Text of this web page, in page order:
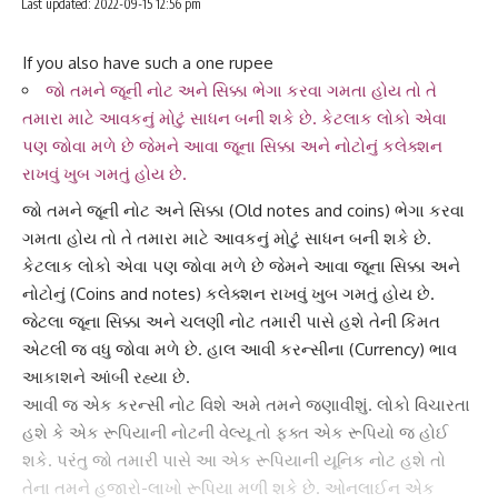
Last updated: 2022-09-15 12:56 pm
If you also have such a one rupee
જો તમને જૂની નોટ અને સિક્કા ભેગા કરવા ગમતા હોય તો તે
તમારા માટે આવકનું મોટું સાધન બની શકે છે. કેટલાક લોકો એવા
પણ જોવા મળે છે જેમને આવા જૂના સિક્કા અને નોટોનું કલેક્શન
રાખવું ખુબ ગમતું હોય છે.
જો તમને જૂની નોટ અને સિક્કા (Old notes and coins) ભેગા કરવા
ગમતા હોય તો તે તમારા માટે આવકનું મોટું સાધન બની શકે છે.
કેટલાક લોકો એવા પણ જોવા મળે છે જેમને આવા જૂના સિક્કા અને
નોટોનું (Coins and notes) કલેક્શન રાખવું ખુબ ગમતું હોય છે.
જેટલા જૂના સિક્કા અને ચલણી નોટ તમારી પાસે હશે તેની કિંમત
એટલી જ વધુ જોવા મળે છે. હાલ આવી કરન્સીના (Currency) ભાવ
આકાશને આંબી રહ્યા છે.
આવી જ એક કરન્સી નોટ વિશે અમે તમને જણાવીશું. લોકો વિચારતા
હશે કે એક રૂપિયાની નોટની વેલ્યૂ તો ફક્ત એક રૂપિયો જ હોઈ
શકે. પરંતુ જો તમારી પાસે આ એક રૂપિયાની યૂનિક નોટ હશે તો
તેના તમને હજારો-લાખો રૂપિયા મળી શકે છે. ઓનલાઈન એક